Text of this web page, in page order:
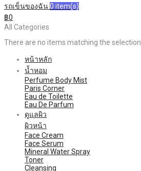
รถเข็นของฉัน0 item(s)
฿0
All Categories
There are no items matching the selection.
หน้าหลัก
น้ำหอม
Perfume Body Mist
Paris Corner
Eau de Toilette
Eau De Parfum
ดูแลผิว
ผิวหน้า
Face Cream
Face Serum
Mineral Water Spray
Toner
Cleansing